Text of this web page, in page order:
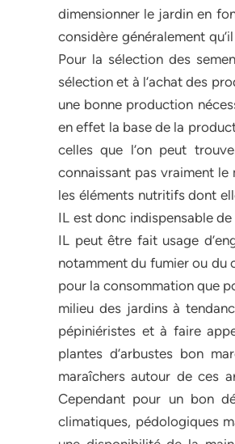
dimensionner le jardin en
considère généralement
Pour la sélection des
sélection et à l’achat des
une bonne production
en effet la base de la
celles que l’on peut
connaissant pas vraiment
les éléments nutritifs dont
IL est donc indispensable
IL peut être fait usage
notamment du fumier ou du
pour la consommation que
milieu des jardins à
pépiniéristes et à faire
plantes d’arbustes bon
maraîchers autour de ces
Cependant pour un bon
climatiques, pédologiques